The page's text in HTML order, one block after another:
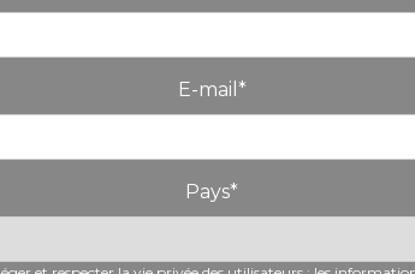
E-mail *
Pays*